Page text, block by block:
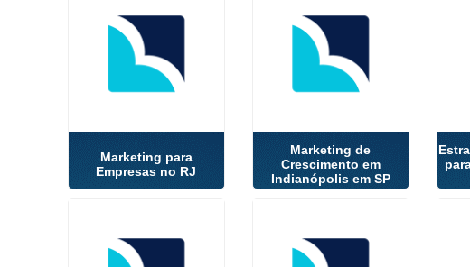
Marketing para
Empresas no RJ
Marketing de
Crescimento em
Indianópolis em SP